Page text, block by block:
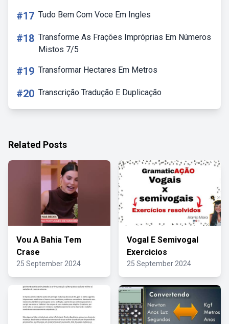
#17 Tudo Bem Com Voce Em Ingles
#18 Transforme As Frações Impróprias Em Números
Mistos 7/5
#19 Transformar Hectares Em Metros
#20 Transcrição Tradução E Duplicação
Related Posts
Vou A Bahia Tem
Crase
25 September 2024
Vogal E Semivogal
Exercicios
25 September 2024